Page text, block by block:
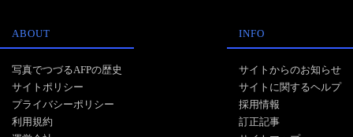
ABOUT
写真でつづるAFPの歴史
サイトポリシー
プライバシーポリシー
利用規約
INFO
サイトからのお知らせ
サイトに関するヘルプ
採用情報
訂正記事